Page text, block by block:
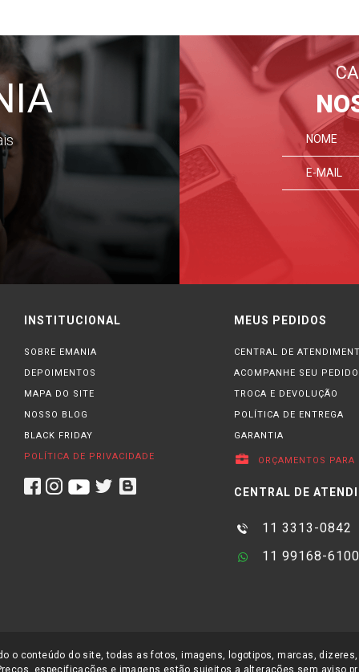
INSTITUCIONAL
SOBRE EMANIA
DEPOIMENTOS
MAPA DO SITE
NOSSO BLOG
BLACK FRIDAY
POLÍTICA DE PRIVACIDADE
MEUS PEDIDOS
CENTRAL DE
ACOMPANHE SEU PEDIDO
TROCA E DEVOLUÇÃO
POLÍTICA DE ENTREGA
GARANTIA
ORÇAMENTOS PARA
CENTRAL DE
11 3313-0842
11 99168-6100
o conteúdo do site, todas as fotos, imagens, logotipos, marcas,
especificações e imagens estão sujeitos a alterações sem aviso